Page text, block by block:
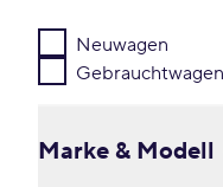
Neuwagen
Gebrauchtwagen
Marke & Modell